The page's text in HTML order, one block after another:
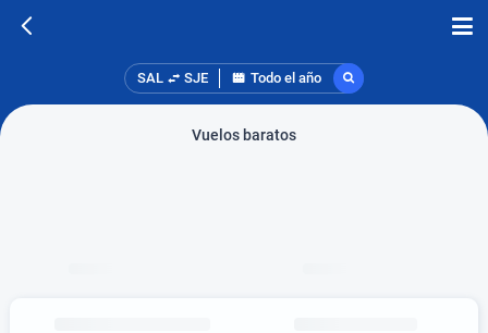
SAL SJE Todo el año
Vuelos baratos